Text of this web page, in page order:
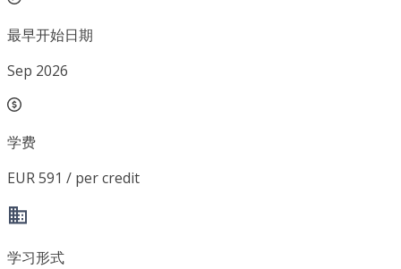
最早开始日期
Sep 2026
学费
EUR 591 / per credit
学习形式